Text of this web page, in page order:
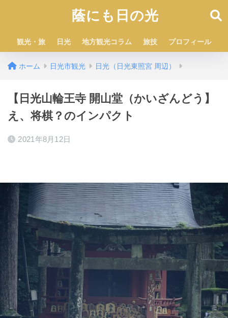
蔭にも日の光
観光・旅 日光 地方観光コラム 旅技 プロフィール
ホーム 日光市観光 日光（日光東照宮 周辺）
【日光山輪王寺 開山堂（かいざんどう】
え、将棋？のインパクト
2021年8月12日